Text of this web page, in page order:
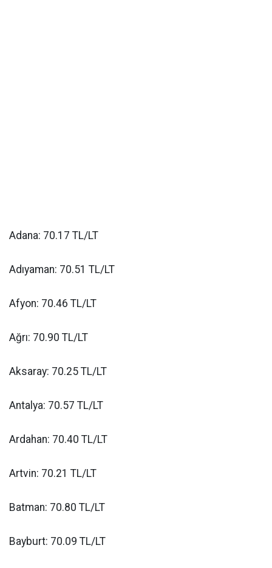
Adana: 70.17 TL/LT
Adıyaman: 70.51 TL/LT
Afyon: 70.46 TL/LT
Ağrı: 70.90 TL/LT
Aksaray: 70.25 TL/LT
Antalya: 70.57 TL/LT
Ardahan: 70.40 TL/LT
Artvin: 70.21 TL/LT
Batman: 70.80 TL/LT
Bayburt: 70.09 TL/LT